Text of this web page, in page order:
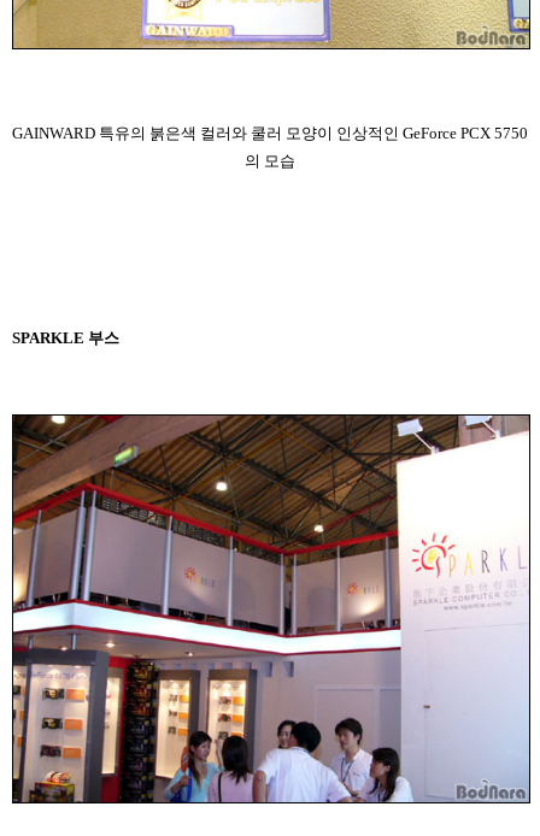
GAINWARD 특유의 붉은색 컬러와 쿨러 모양이 인상적인 GeForce PCX 5750
의 모습
SPARKLE 부스